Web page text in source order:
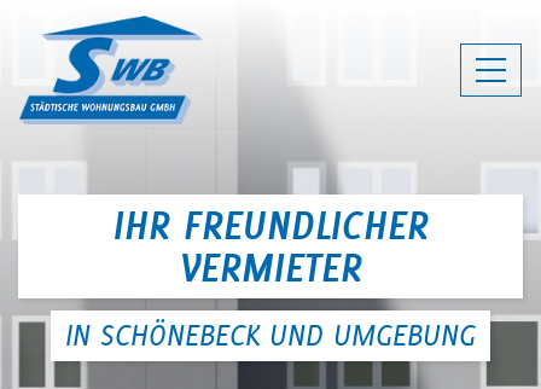
SWB SCHÖNEBECK - IHR
IHR FREUNDLICHER
VERMIETER
IN SCHÖNEBECK UND UMGEBUNG